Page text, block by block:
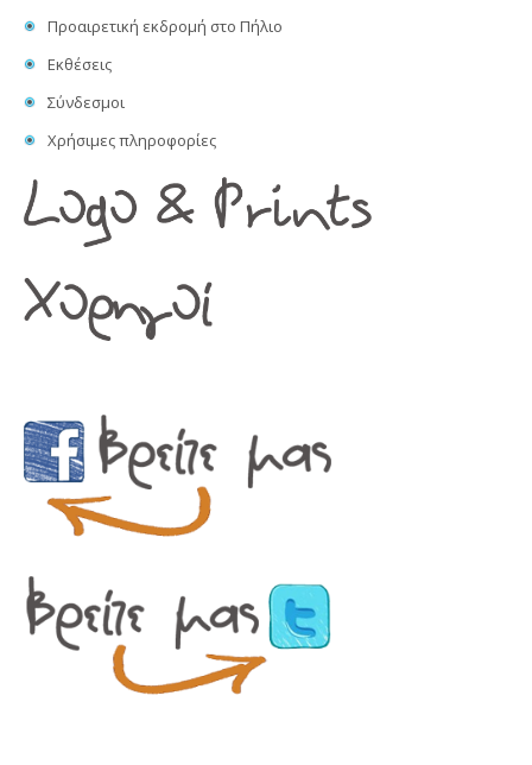
Προαιρετική εκδρομή στο Πήλιο
Εκθέσεις
Σύνδεσμοι
Χρήσιμες πληροφορίες